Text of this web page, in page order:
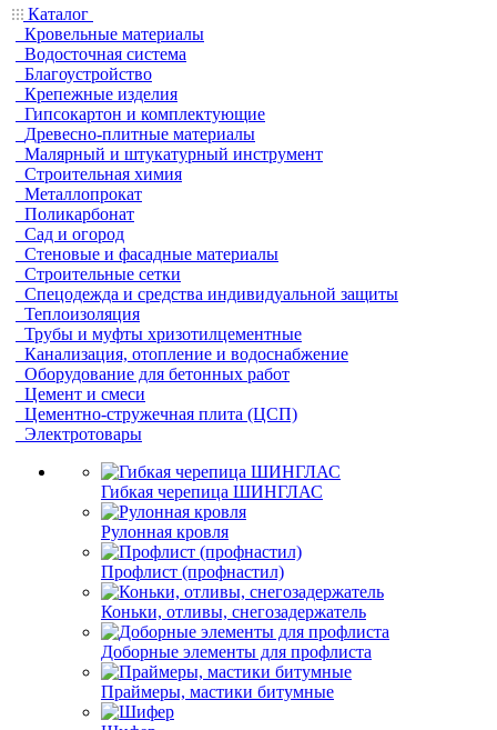
Каталог
Кровельные материалы
Водосточная система
Благоустройство
Крепежные изделия
Гипсокартон и комплектующие
Древесно-плитные материалы
Малярный и штукатурный инструмент
Строительная химия
Металлопрокат
Поликарбонат
Сад и огород
Стеновые и фасадные материалы
Строительные сетки
Спецодежда и средства индивидуальной защиты
Теплоизоляция
Трубы и муфты хризотилцементные
Канализация, отопление и водоснабжение
Оборудование для бетонных работ
Цемент и смеси
Цементно-стружечная плита (ЦСП)
Электротовары
Гибкая черепица ШИНГЛАС
Рулонная кровля
Профлист (профнастил)
Коньки, отливы, снегозадержатель
Доборные элементы для профлиста
Праймеры, мастики битумные